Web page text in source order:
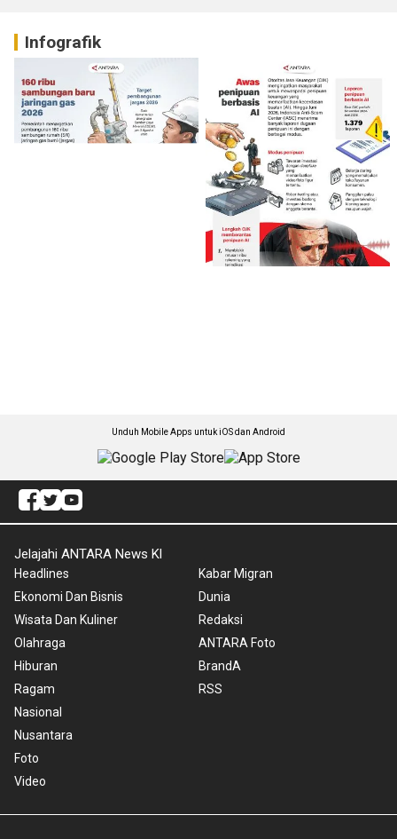
Infografik
Unduh Mobile Apps untuk iOS dan Android
Jelajahi ANTARA News Kl
Headlines
Ekonomi Dan Bisnis
Wisata Dan Kuliner
Olahraga
Hiburan
Ragam
Nasional
Nusantara
Foto
Video
Kabar Migran
Dunia
Redaksi
ANTARA Foto
BrandA
RSS